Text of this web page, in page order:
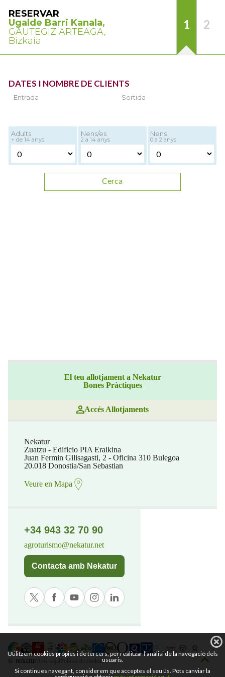
RESERVAR
Ugalde Barri Kanala,
GAUTEGIZ ARTEAGA,
Bizkaia
1 2
DATES I NOMBRE DE CLIENTS
Entrada Sortida
Adults
+ de 14 anys
Nens/es
2 a 14 anys
Nens
0 a 2 anys
Cerca
El teu allotjament a Nekatur
Bones Pràctiques
Accés Allotjaments
Nekatur
Zuatzu - Edificio PIA Eraikina
Juan Fermin Gilisagasti, 2 - Oficina 310 Bulegoa
20.018 Donostia/San Sebastian
Veure en Mapa
+34 943 32 70 90
agroturismo@nekatur.net
Contacta amb Nekatur
© nekatur Política de cookies
Utilitzem cookies pròpies i de tercers, per realitzar l’anàlisi de la navegació dels
usuaris.
Si continues navegant, considerem que acceptes el seu ús. Pots canviar la